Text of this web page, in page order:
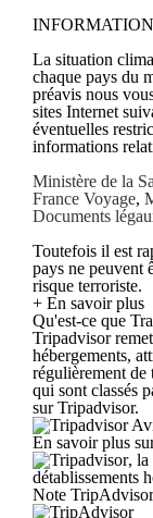
La situation
chaque pays du
préavis nous
sites Internet
éventuelles
informations
Ministère de la
France Voyage,
Documents
Toutefois il est
pays ne peuvent
risque terroriste.
+ En savoir plus
Qu'est-ce que
Tripadvisor
hébergements,
régulièrement de
qui sont classés
sur Tripadvisor.
En savoir plus
, la
détablissements
Note TripAdvisor